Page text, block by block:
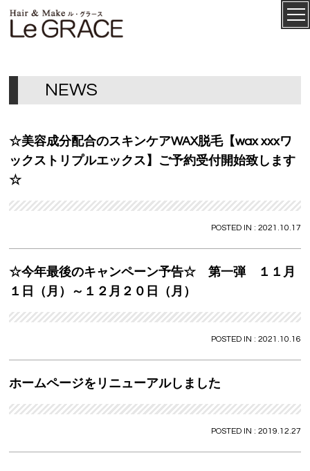
ル・グ
ラース
CONCEPT
MENU
STAFF
PRODUCT
VOICE
NEWS
NEWS
☆美容成分配合のスキンケアWAX脱毛【wax xxxワ
ックストリプルエックス】ご予約受付開始致します
☆
POSTED IN : 2021.10.17
☆今年最後のキャンペーン予告☆ 第一弾 １１月
１日（月）～１２月２０日（月）
POSTED IN : 2021.10.16
ホームページをリニューアルしました
POSTED IN : 2019.12.27